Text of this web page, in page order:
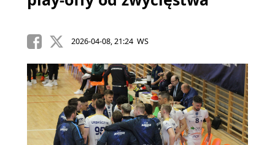
2026-04-08, 21:24 WS